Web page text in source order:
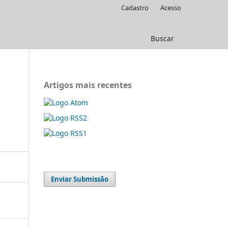
Buscar
Cadastro Acesso
Artigos mais recentes
Enviar Submissão